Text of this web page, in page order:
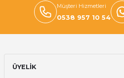
Müşteri Hizmetleri
0538 957 10 54
ÜYELİK